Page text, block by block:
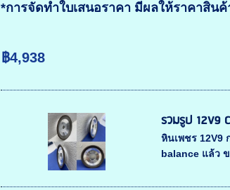
*การจัดทำใบเสนอราคา มีผลให้ราคาสิน
฿4,938
รวมรูป 12V9
หินเพชร 12V9
balance แล้ว